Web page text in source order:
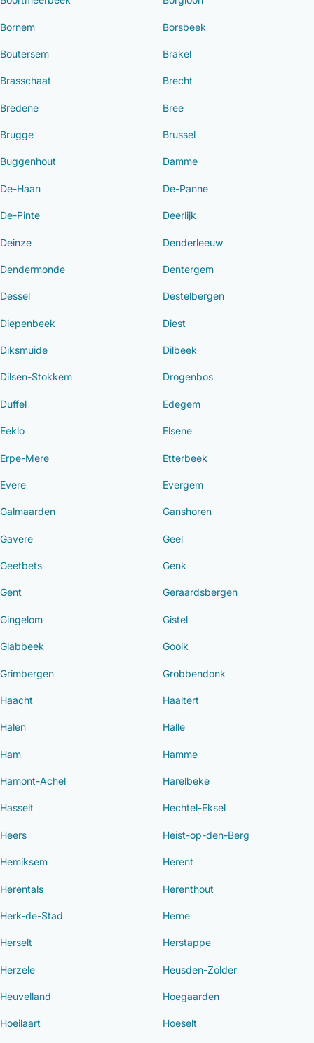
Bornem Borsbeek
Boutersem Brakel
Brasschaat Brecht
Bredene Bree
Brugge Brussel
Buggenhout Damme
De-Haan De-Panne
De-Pinte Deerlijk
Deinze Denderleeuw
Dendermonde Dentergem
Dessel Destelbergen
Diepenbeek Diest
Diksmuide Dilbeek
Dilsen-Stokkem Drogenbos
Duffel Edegem
Eeklo Elsene
Erpe-Mere Etterbeek
Evere Evergem
Galmaarden Ganshoren
Gavere Geel
Geetbets Genk
Gent Geraardsbergen
Gingelom Gistel
Glabbeek Gooik
Grimbergen Grobbendonk
Haacht Haaltert
Halen Halle
Ham Hamme
Hamont-Achel Harelbeke
Hasselt Hechtel-Eksel
Heers Heist-op-den-Berg
Hemiksem Herent
Herentals Herenthout
Herk-de-Stad Herne
Herselt Herstappe
Herzele Heusden-Zolder
Heuvelland Hoegaarden
Hoeilaart Hoeselt